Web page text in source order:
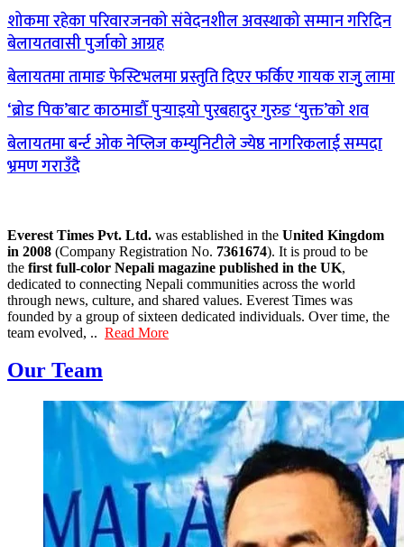
शोकमा रहेका परिवारजनको संवेदनशील अवस्थाको सम्मान गरिदिन
बेलायतवासी पुर्जाको आग्रह
बेलायतमा तामाङ फेस्टिभलमा प्रस्तुति दिएर फर्किए गायक राजुु लामा
‘ब्रोड पिक’बाट काठमाडौँ पुर्‍याइयो पुरबहादुर गुरुङ ‘युक्त’को शव
बेलायतमा बर्न्ट ओक नेप्लिज कम्युनिटीले ज्येष्ठ नागरिकलाई सम्पदा
भ्रमण गराउँदै
Everest Times Pvt. Ltd. was established in the United Kingdom
in 2008 (Company Registration No. 7361674). It is proud to be
the first full-color Nepali magazine published in the UK,
dedicated to connecting Nepali communities across the world
through news, culture, and shared values. Everest Times was
founded by a group of sixteen dedicated individuals. Over time, the
team evolved, .. Read More
Our Team